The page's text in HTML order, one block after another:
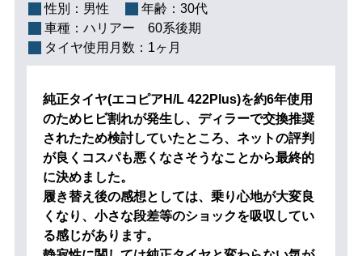
性別： 男性 年齢： 30代
車種： ハリアー 60系後期
タイヤ使用月数： 1ヶ月
純正タイヤ(エコピアH/L 422Plus)を約6年使用
のためヒビ割れが発生し、ディラーで交換推奨
されたため検討していたところ、ネットの評判
が良くコスパも悪くなさそうなことから最終的
に決めました。
履き替え後の感想としては、乗り心地が大変良
くなり、小さな段差等のショックを吸収してい
る感じがあります。